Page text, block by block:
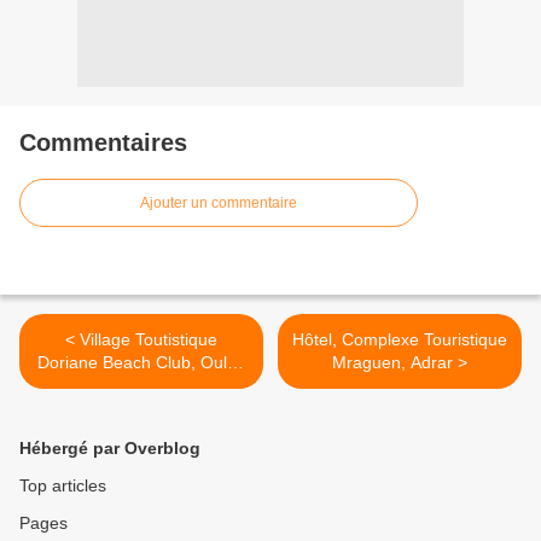
Commentaires
Ajouter un commentaire
< Village Toutistique
Doriane Beach Club, Ouled
Boudjemaa Daïra d'El
Hôtel, Complexe Touristique
Mraguen, Adrar >
Hébergé par Overblog
Top articles
Pages